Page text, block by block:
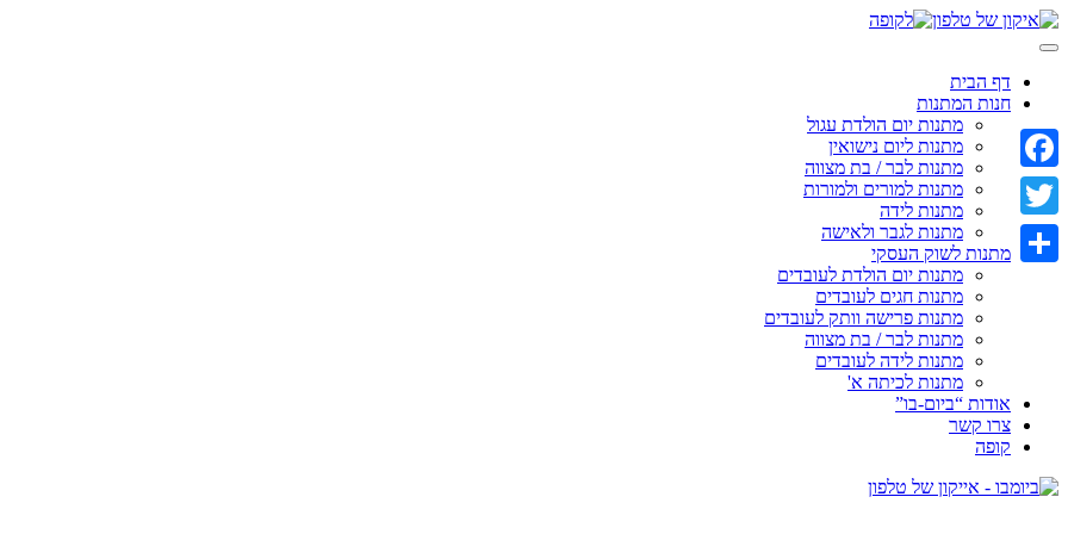
Skip
to
דף הבית
חנות המתנות
מתנות יום הולדת עגול
מתנות ליום נישואין
מתנות לבר / בת מצווה
מתנות למורים ולמורות
מתנות לידה
מתנות לגבר ולאישה
מתנות לשוק העסקי
מתנות יום הולדת לעובדים
מתנות חגים לעובדים
מתנות פרישה וותק לעובדים
מתנות לבר / בת מצווה
מתנות לידה לעובדים
מתנות לכיתה א'
אודות “ביום-בו”
צרו קשר
קופה
Facebook
Twitter